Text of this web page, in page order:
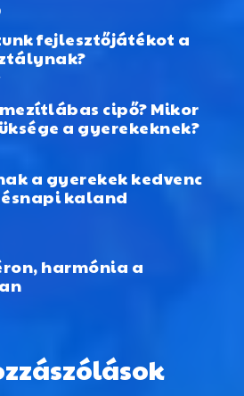
fejlesztőjátékot a
cipő? Mikor
a gyerekeknek?
a gyerekek kedvenc
kaland
harmónia a